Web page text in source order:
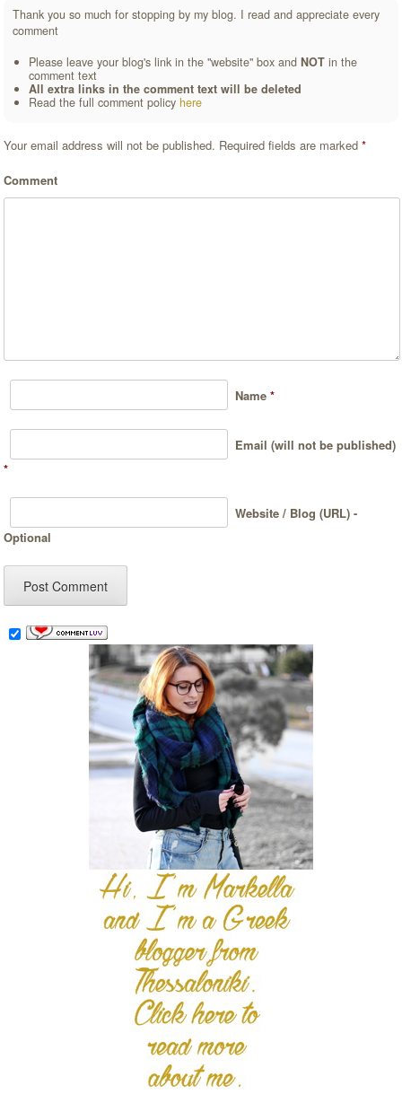
Thank you so much for stopping by my blog. I read and appreciate every
comment
Please leave your blog's link in the "website" box andNOT in the
comment text
All extra links in the comment text will be deleted
Read the full comment policyhere
Your email address will not be published. Required fields are marked*
Comment
Name*
Email (will not be published)
*
Website / Blog (URL) -
Optional